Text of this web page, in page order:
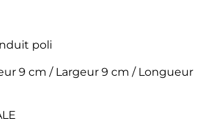
poli
9 cm / Largeur 9 cm / Longueur